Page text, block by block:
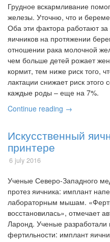
Грудное вскармливание
железы. Уточню, что и
Оба эти фактора работают
яичников на протяжении
отношении рака молочной
чем больше детей рожает
кормит, тем ниже риск того,
лактации снижает риск этого
каждые роды – еще на 7%.
Continue reading →
Искусственный
принтере
6 july 2016
Ученые Северо-Западного
протез яичника: имплант
лабораторным мышам.
восстановилась», отмечает
Ларонд. Ученые
фертильности: имплант